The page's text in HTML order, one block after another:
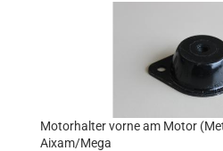
Motorhalter vorne am Motor
Aixam/Mega